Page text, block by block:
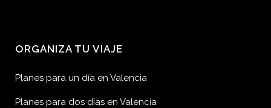
ORGANIZA TU VIAJE
Planes para un día en Valencia
Planes para dos días en Valencia